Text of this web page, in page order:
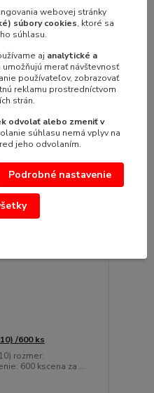
10 /500ks
500ks priemer: 11,5
...
košíka
/600 ks
rozmer:
600 kscena za ...
webovej stránky
súbory cookies, ktoré sa
súhlasu.
aj analytické a
umožňujú merať návštevnosť
používateľov, zobrazovať
reklamu prostredníctvom
strán.
odvolať alebo zmeniť v
súhlasu nemá vplyv na
jeho odvolaním.
Podrobné nastavenie